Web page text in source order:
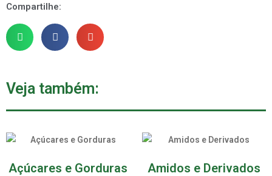
Compartilhe:
Veja também:
Açúcares e Gorduras
Amidos e Derivados